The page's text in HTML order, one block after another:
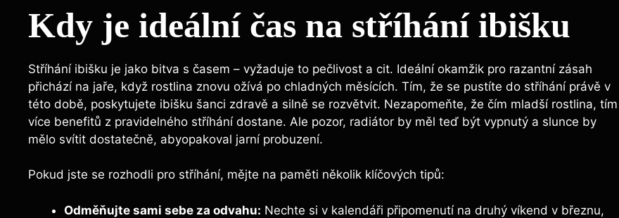
Kdy je ideální čas na stříhání ibišku
Stříhání ibišku je jako bitva s časem – vyžaduje to pečlivost a cit. Ideální okamžik pro razantní zásah
přichází na jaře, když rostlina znovu ožívá po chladných měsících. Tím, že se pustíte do stříhání právě v
této době, poskytujete ibišku šanci zdravě a silně se rozvětvit. Nezapomeňte, že čím mladší rostlina, tím
více benefitů z pravidelného stříhání dostane. Ale pozor, radiátor by měl teď být vypnutý a slunce by
mělo svítit dostatečně, abyopakoval jarní probuzení.
Pokud jste se rozhodli pro stříhání, mějte na paměti několik klíčových tipů:
Odměňujte sami sebe za odvahu: Nechte si v kalendáři připomenutí na druhý víkend v březnu,